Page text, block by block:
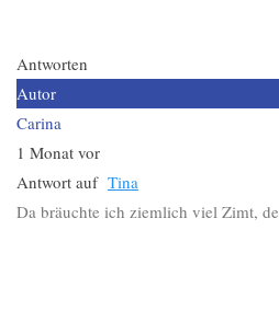
Antworten
Autor
Carina
1 Monat vor
Antwort auf Tina
Da bräuchte ich ziemlich viel Zimt,